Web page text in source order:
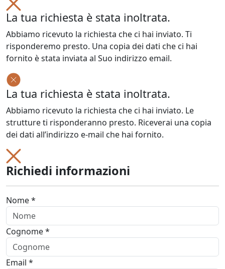
La tua richiesta è stata inoltrata.
Abbiamo ricevuto la richiesta che ci hai inviato. Ti
risponderemo presto. Una copia dei dati che ci hai
fornito è stata inviata al Suo indirizzo email.
La tua richiesta è stata inoltrata.
Abbiamo ricevuto la richiesta che ci hai inviato. Le
strutture ti risponderanno presto. Riceverai una copia
dei dati all’indirizzo e-mail che hai fornito.
Richiedi informazioni
Nome *
Cognome *
Email *